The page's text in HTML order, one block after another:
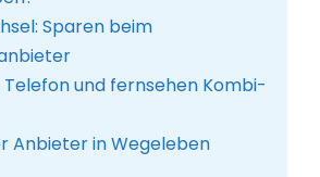
Sparen beim
und fernsehen Kombi-
Anbieter in Wegeleben